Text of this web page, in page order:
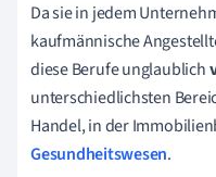
Da sie in jedem
kaufmännische
diese Berufe unglaublich
unterschiedlichsten
Handel, in der
Gesundheitswesen.